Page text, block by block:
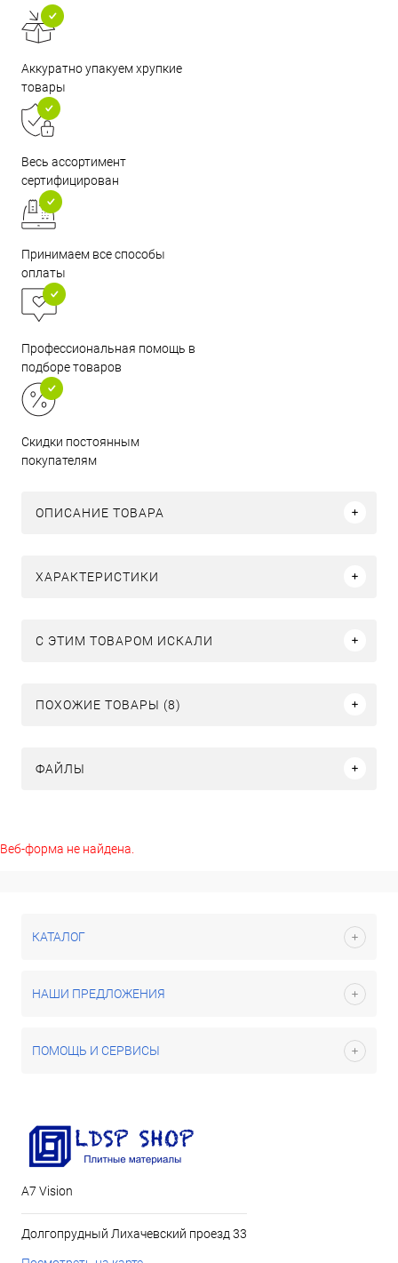
Аккуратно упакуем хрупкие
товары
Весь ассортимент
сертифицирован
Принимаем все способы
оплаты
Профессиональная помощь в
подборе товаров
Скидки постоянным
покупателям
ОПИСАНИЕ ТОВАРА
ХАРАКТЕРИСТИКИ
C ЭТИМ ТОВАРОМ ИСКАЛИ
ПОХОЖИЕ ТОВАРЫ (8)
ФАЙЛЫ
Веб-форма не найдена.
КАТАЛОГ
НАШИ ПРЕДЛОЖЕНИЯ
ПОМОЩЬ И СЕРВИСЫ
А7 Vision
Долгопрудный Лихачевский проезд 33